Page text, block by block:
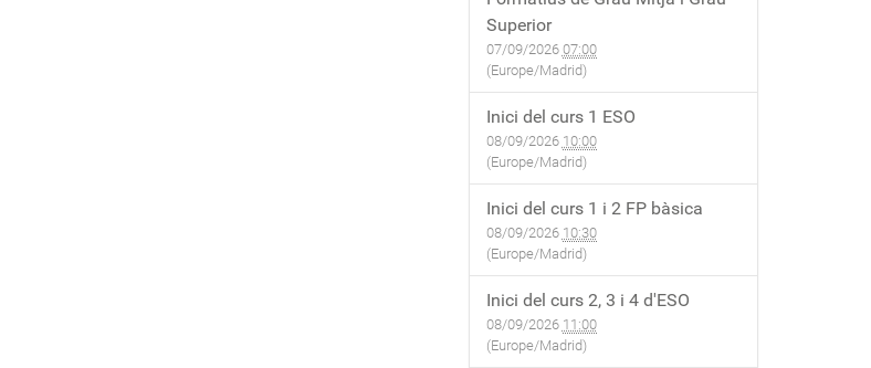
Superior
07/09/2026 07:00
(Europe/Madrid)
Inici del curs 1 ESO
08/09/2026 10:00
(Europe/Madrid)
Inici del curs 1 i 2 FP bàsica
08/09/2026 10:30
(Europe/Madrid)
Inici del curs 2, 3 i 4 d'ESO
08/09/2026 11:00
(Europe/Madrid)